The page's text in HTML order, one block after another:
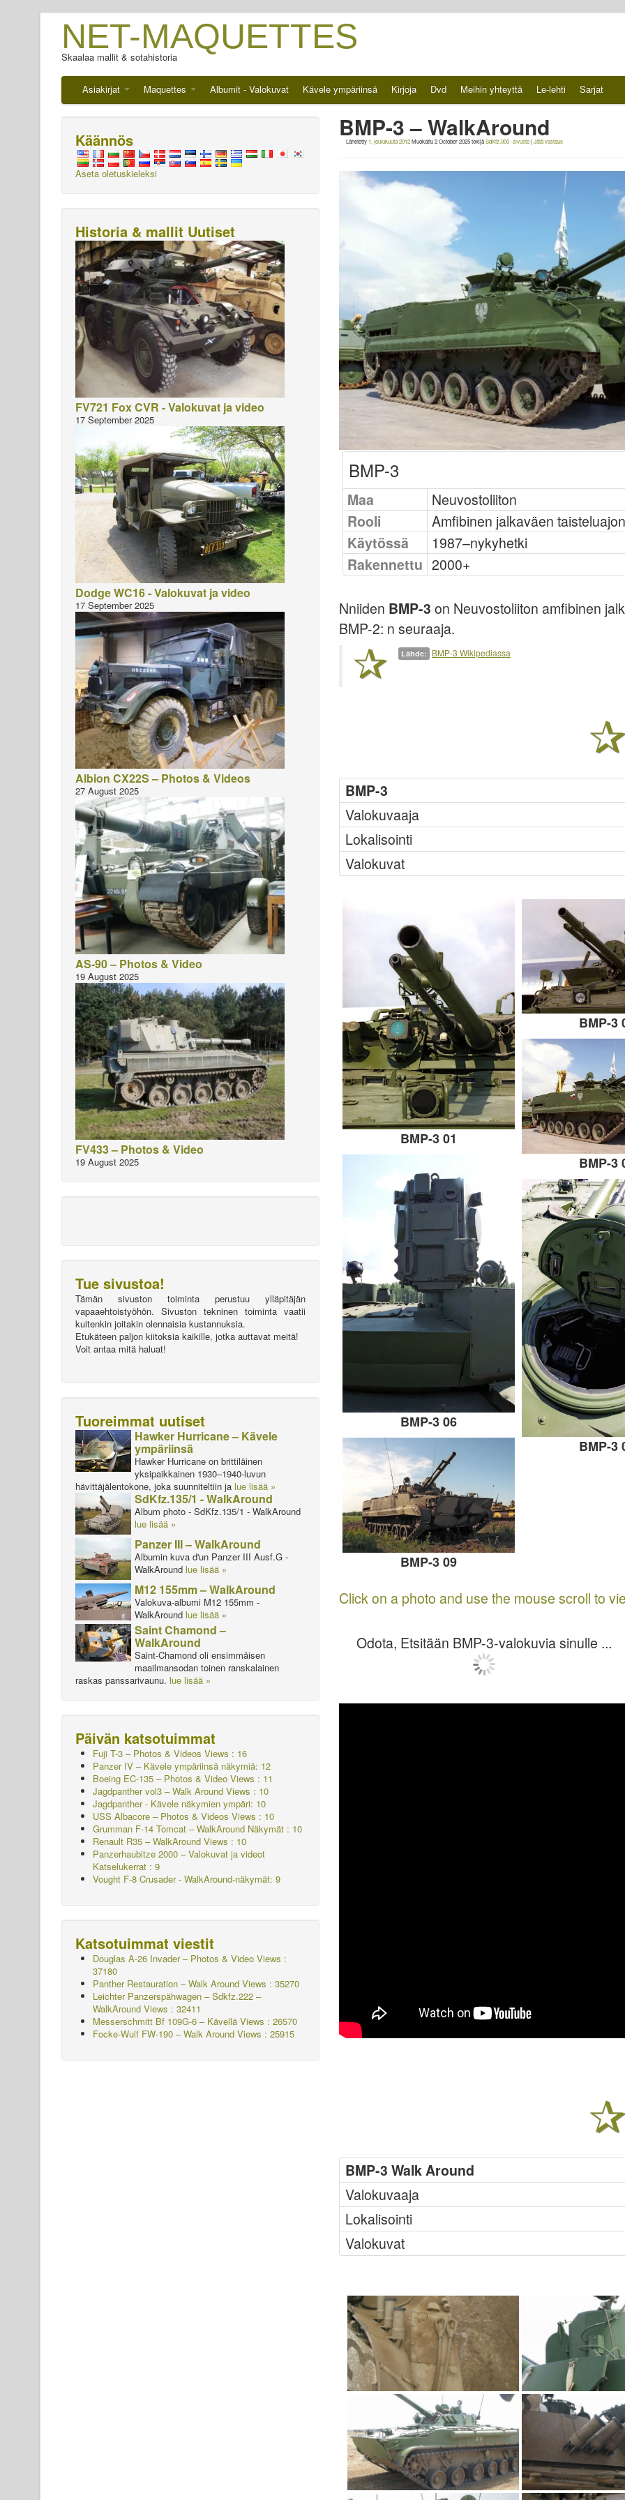
NET-MAQUETTES
Skaalaa mallit & sotahistoria
Asiakirjat Maquettes Albumit - Valokuvat Kävele ympäriinsä Kirjoja Dvd Meihin yhteyttä Le-lehti Sarjat
BMP-3 – WalkAround
Lähetetty 1. joulukuuta 2012Muokattu2 October 2025tekijäSdKfz.000 -sivusto|Jätä vastaus
BMP-3
Maa
Neuvostoliiton
Rooli
Amfibinen jalkaväen
Käytössä
1987–nykyhetki
Rakennettu 2000+
Nniiden BMP-3 on Neuvostoliiton amfibinen
BMP-2: n seuraaja.
Lähde: BMP-3 Wikipediassa
BMP-3
Valokuvaaja
Lokalisointi
Valokuvat
BMP-3 01
BMP-3
BMP-3
BMP-3 06
BMP-3
BMP-3 09
Click on a photo and use the mouse scroll to
Odota, Etsitään BMP-3-valokuvia sinulle ...
BMP-3 Walk Around
Valokuvaaja
Lokalisointi
Valokuvat
Käännös
Aseta oletuskieleksi
Historia & mallit Uutiset
FV721 Fox CVR - Valokuvat ja video
17 September 2025
Dodge WC16 - Valokuvat ja video
17 September 2025
Albion CX22S – Photos & Videos
27 August 2025
AS-90 – Photos & Video
19 August 2025
FV433 – Photos & Video
19 August 2025
Tue sivustoa!
Tämän sivuston toiminta perustuu ylläpitäjän
vapaaehtoistyöhön. Sivuston tekninen toiminta vaatii
kuitenkin joitakin olennaisia kustannuksia.
Etukäteen paljon kiitoksia kaikille, jotka auttavat meitä!
Voit antaa mitä haluat!
Tuoreimmat uutiset
Hawker Hurricane – Kävele
ympäriinsä
Hawker Hurricane on brittiläinen
yksipaikkainen 1930–1940-luvun
hävittäjälentokone, joka suunniteltiin ja lue lisää »
SdKfz.135/1 - WalkAround
Album photo - SdKfz.135/1 - WalkAround
lue lisää »
Panzer III – WalkAround
Albumin kuva d'un Panzer III Ausf.G -
WalkAround lue lisää »
M12 155mm – WalkAround
Valokuva-albumi M12 155mm -
WalkAround lue lisää »
Saint Chamond –
WalkAround
Saint-Chamond oli ensimmäisen
maailmansodan toinen ranskalainen
raskas panssarivaunu. lue lisää »
Päivän katsotuimmat
Fuji T-3 – Photos & Videos Views : 16
Panzer IV – Kävele ympäriinsä näkymiä: 12
Boeing EC-135 – Photos & Video Views : 11
Jagdpanther vol3 – Walk Around Views : 10
Jagdpanther - Kävele näkymien ympäri: 10
USS Albacore – Photos & Videos Views : 10
Grumman F-14 Tomcat – WalkAround Näkymät : 10
Renault R35 – WalkAround Views : 10
Panzerhaubitze 2000 – Valokuvat ja videot
Katselukerrat : 9
Vought F-8 Crusader - WalkAround-näkymät: 9
Katsotuimmat viestit
Douglas A-26 Invader – Photos & Video Views :
37180
Panther Restauration – Walk Around Views : 35270
Leichter Panzerspähwagen – Sdkfz.222 –
WalkAround Views : 32411
Messerschmitt Bf 109G-6 – Kävellä Views : 26570
Focke-Wulf FW-190 – Walk Around Views : 25915